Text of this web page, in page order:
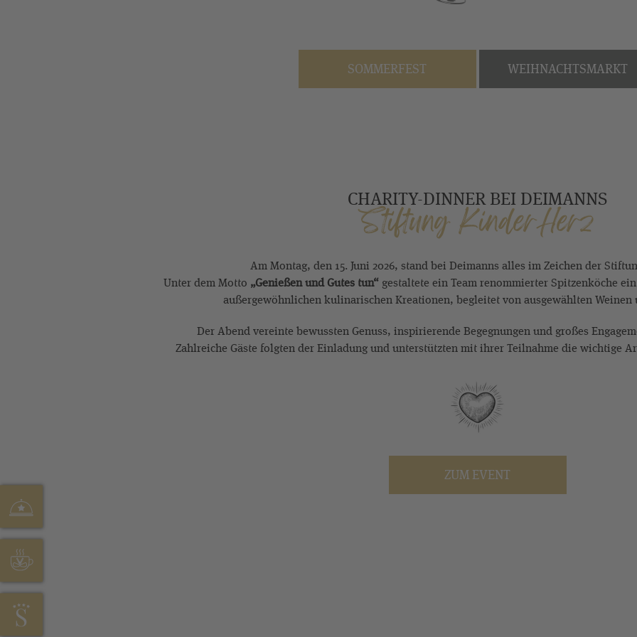
HOFSTUBE DEIMANN
CAFÉ SONNENHÖHE
HOTEL STÖRMANN
SOMMERFEST WEIHNACHTSMARKT
CHARITY-DINNER BEI DEIMANNS
Stiftung KinderHerz
Am Montag, den 15. Juni 2026, stand bei Deimanns alles im Zeichen der
Unter dem Motto „Genießen und Gutes tun“ gestaltete ein Team renommierter Spitzenköche
außergewöhnlichen kulinarischen Kreationen, begleitet von ausgewählten Weinen
Der Abend vereinte bewussten Genuss, inspirierende Begegnungen und großes
Zahlreiche Gäste folgten der Einladung und unterstützten mit ihrer Teilnahme die wichtige
ZUM EVENT